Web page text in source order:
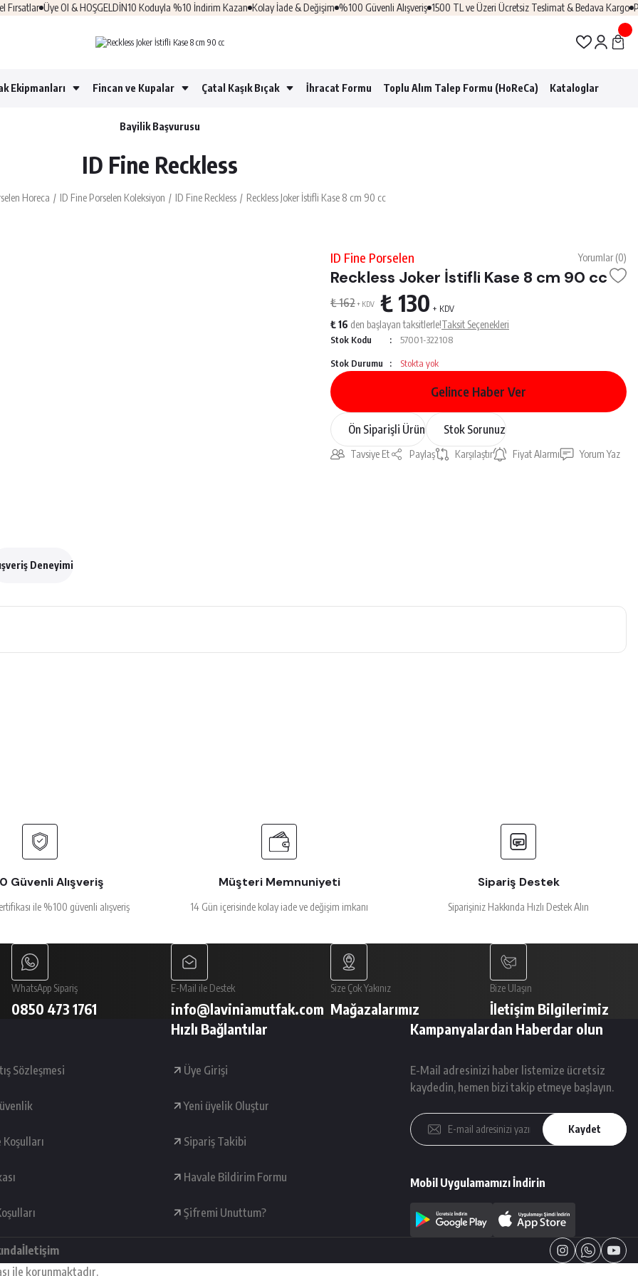
Üye Ol & HOŞGELDİN10 Koduyla %10 İndirim Kazan Kolay İade & Değişim %100 Güvenli Alışveriş 1500 TL ve Üzeri Ücretsiz Teslimat & Bedava Kargo
Ekipmanları Fincan ve Kupalar Çatal Kaşık Bıçak İhracat Formu Toplu Alım Talep Formu (HoReCa) Kataloglar
Bayilik Başvurusu
ID Fine Reckless
Horeca ID Fine Porselen Koleksiyon ID Fine Reckless Reckless Joker İstifli Kase 8 cm 90 cc
ID Fine Porselen Yorumlar (0)
Reckless Joker İstifli Kase 8 cm 90 cc
₺ 162+ KDV ₺ 130 + KDV
₺ 16 den başlayan taksitlerle!Taksit Seçenekleri
Stok Kodu 57001-322108
Stok Durumu Stokta yok
Gelince Haber Ver
Ön Siparişli Ürün Stok Sorunuz
Tavsiye Et Paylaş Karşılaştır Fiyat Alarmı Yorum Yaz
Deneyimi
Güvenli Alışveriş
ile %100 güvenli alışveriş
Müşteri Memnuniyeti
14 Gün içerisinde kolay iade ve değişim imkanı
Sipariş Destek
Siparişiniz Hakkında Hızlı Destek Alın
WhatsApp Sipariş
0850 473 1761
E-Mail ile Destek
info@laviniamutfak.com
Size Çok Yakınız
Mağazalarımız
Bize Ulaşın
İletişim Bilgilerimiz
Sözleşmesi
Hızlı Bağlantılar
Üye Girişi
Yeni üyelik Oluştur
Sipariş Takibi
Havale Bildirim Formu
Şifremi Unuttum?
Kampanyalardan Haberdar olun
E-Mail adresinizi haber listemize ücretsiz
kaydedin, hemen bizi takip etmeye başlayın.
Kaydet
Mobil Uygulamamızı İndirin
İletişim
ile korunmaktadır.